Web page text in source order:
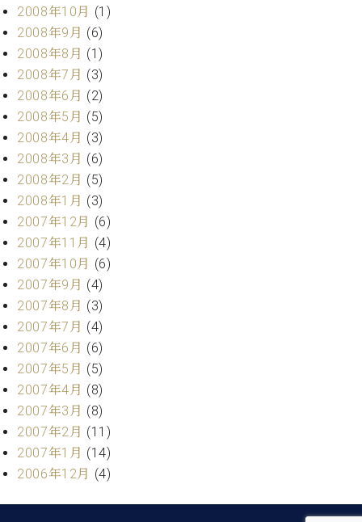
2008年10月 (1)
2008年9月 (6)
2008年8月 (1)
2008年7月 (3)
2008年6月 (2)
2008年5月 (5)
2008年4月 (3)
2008年3月 (6)
2008年2月 (5)
2008年1月 (3)
2007年12月 (6)
2007年11月 (4)
2007年10月 (6)
2007年9月 (4)
2007年8月 (3)
2007年7月 (4)
2007年6月 (6)
2007年5月 (5)
2007年4月 (8)
2007年3月 (8)
2007年2月 (11)
2007年1月 (14)
2006年12月 (4)